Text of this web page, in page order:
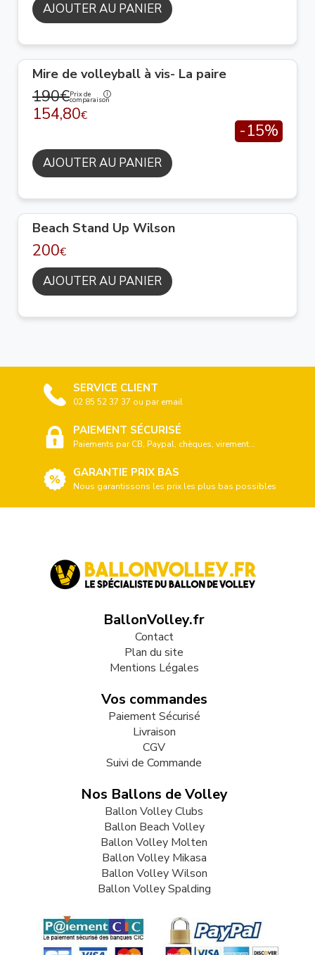
AJOUTER AU PANIER
Mire de volleyball à vis- La paire
190€Prix de
comparaison
154,80€
-15%
AJOUTER AU PANIER
Beach Stand Up Wilson
200€
AJOUTER AU PANIER
SERVICE CLIENT
02 85 52 37 37 ou par email
PAIEMENT SÉCURISÉ
Paiements par CB, Paypal, chèques, virement...
GARANTIE PRIX BAS
Nous garantissons les prix les plus bas possibles
BallonVolley.fr
Contact
Plan du site
Mentions Légales
Vos commandes
Paiement Sécurisé
Livraison
CGV
Suivi de Commande
Nos Ballons de Volley
Ballon Volley Clubs
Ballon Beach Volley
Ballon Volley Molten
Ballon Volley Mikasa
Ballon Volley Wilson
Ballon Volley Spalding